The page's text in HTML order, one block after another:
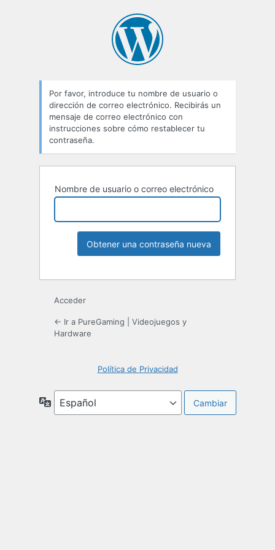
Por favor, introduce tu nombre de usuario o
dirección de correo electrónico. Recibirás un
mensaje de correo electrónico con
instrucciones sobre cómo restablecer tu
contraseña.
Nombre de usuario o correo electrónico
Acceder
← Ir a PureGaming | Videojuegos y
Hardware
Política de Privacidad
Idioma